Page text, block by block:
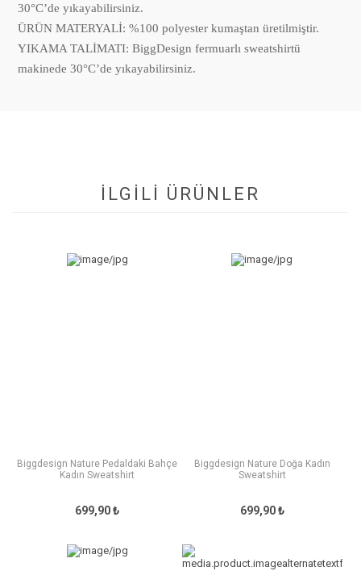
30°C’de yıkayabilirsiniz.
ÜRÜN MATERYALİ: %100 polyester kumaştan üretilmiştir.
YIKAMA TALİMATI: BiggDesign fermuarlı sweatshirtü
makinede 30°C’de yıkayabilirsiniz.
İLGİLİ ÜRÜNLER
Biggdesign Nature Pedaldaki Bahçe
Kadın Sweatshirt
699,90 ₺
Biggdesign Nature Doğa Kadın
Sweatshirt
699,90 ₺